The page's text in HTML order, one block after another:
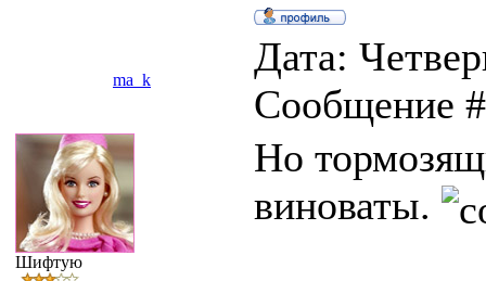
ma_k
Дата:
Сообщение
Шифтую
Но
виноваты.